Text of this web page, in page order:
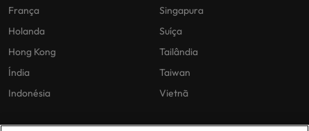
França
Holanda
Hong Kong
Índia
Indonésia
Singapura
Suíça
Tailândia
Taiwan
Vietnã